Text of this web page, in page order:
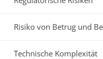
Risiko von Betrug und
Technische Komplexität